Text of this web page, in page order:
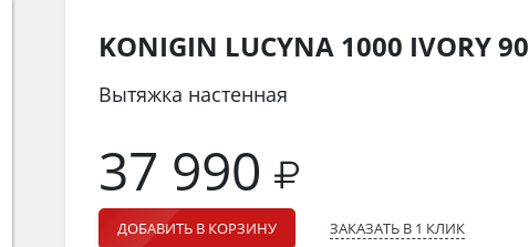
KONIGIN LUCYNA 1000 IVORY 90
Вытяжка настенная
37 990
ДОБАВИТЬ В КОРЗИНУ ЗАКАЗАТЬ В 1 КЛИК